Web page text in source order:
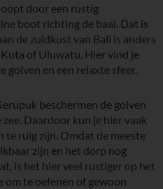
door een rustig
boot richting de baai. Dat is
de zuidkust van Bali is anders
of Uluwatu. Hier vind je
golven en een relaxte sfeer.
beschermen de golven
Daardoor kun je hier vaak
te ruig zijn. Omdat de meeste
zijn en het dorp nog
is het hier veel rustiger op het
om te oefenen of gewoon